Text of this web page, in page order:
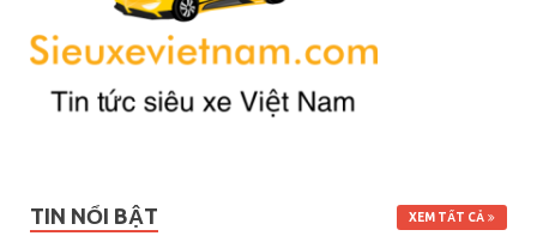
TIN NỔI BẬT XEM TẤT CẢ